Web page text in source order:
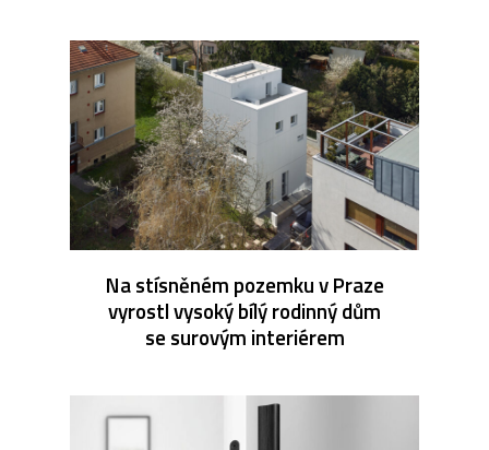
Na stísněném pozemku v Praze
vyrostl vysoký bílý rodinný dům
se surovým interiérem